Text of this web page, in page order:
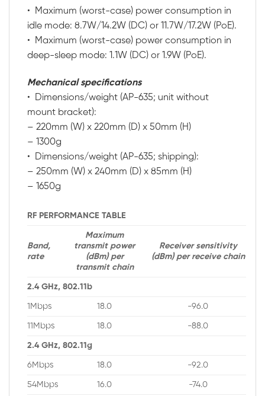
• Maximum (worst-case) power consumption in
idle mode: 8.7W/14.2W (DC) or 11.7W/17.2W (PoE).
• Maximum (worst-case) power consumption in
deep-sleep mode: 1.1W (DC) or 1.9W (PoE).
Mechanical specifications
• Dimensions/weight (AP-635; unit without
mount bracket):
– 220mm (W) x 220mm (D) x 50mm (H)
– 1300g
• Dimensions/weight (AP-635; shipping):
– 250mm (W) x 240mm (D) x 85mm (H)
– 1650g
RF PERFORMANCE TABLE
Band,
rate
Maximum
transmit power
(dBm) per
transmit chain
Receiver sensitivity
(dBm) per receive chain
2.4 GHz, 802.11b
1Mbps 18.0 -96.0
11Mbps 18.0 -88.0
2.4 GHz, 802.11g
6Mbps 18.0 -92.0
54Mbps 16.0 -74.0